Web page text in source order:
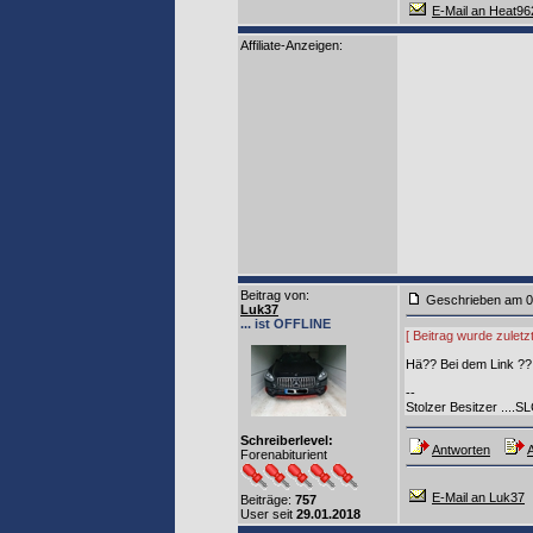
E-Mail an
Affiliate-Anzeigen:
Beitrag von:
Luk37
... ist OFFLINE
Schreiberlevel:
Forenabiturient
Beiträge: 757
User seit 29.01.2018
Geschrieben am
[ Beitrag wurde
Hä?? Bei dem Link
--
Stolzer Besitzer
Antworten
E-Mail an Luk37